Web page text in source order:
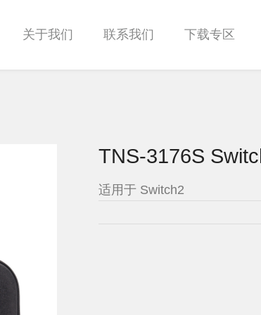
关于我们 联系我们 下载专区
TNS-3176S
适用于 Switch2